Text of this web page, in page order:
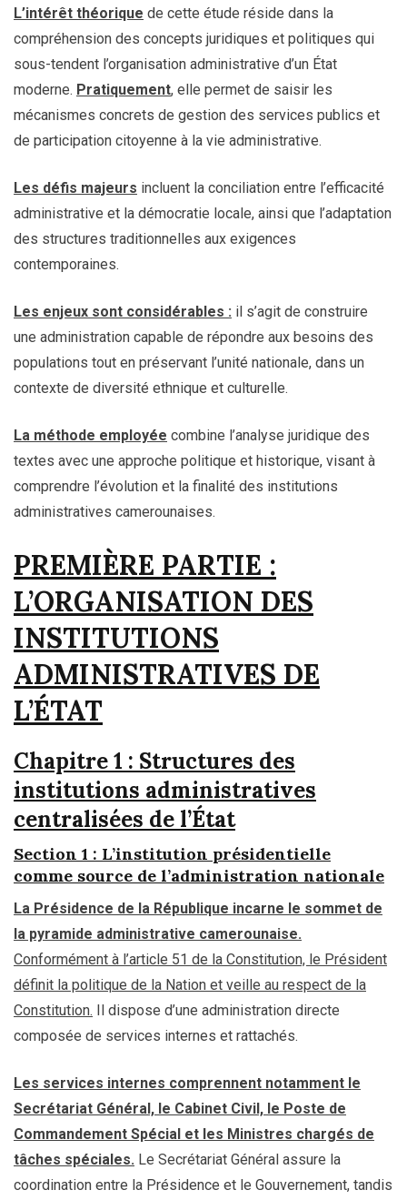
L’intérêt théorique de cette étude réside dans la
compréhension des concepts juridiques et politiques qui
sous-tendent l’organisation administrative d’un État
moderne. Pratiquement, elle permet de saisir les
mécanismes concrets de gestion des services publics et
de participation citoyenne à la vie administrative.
Les défis majeurs incluent la conciliation entre l’efficacité
administrative et la démocratie locale, ainsi que l’adaptation
des structures traditionnelles aux exigences
contemporaines.
Les enjeux sont considérables : il s’agit de construire
une administration capable de répondre aux besoins des
populations tout en préservant l’unité nationale, dans un
contexte de diversité ethnique et culturelle.
La méthode employée combine l’analyse juridique des
textes avec une approche politique et historique, visant à
comprendre l’évolution et la finalité des institutions
administratives camerounaises.
PREMIÈRE PARTIE :
L’ORGANISATION DES
INSTITUTIONS
ADMINISTRATIVES DE
L’ÉTAT
Chapitre 1 : Structures des
institutions administratives
centralisées de l’État
Section 1 : L’institution présidentielle
comme source de l’administration nationale
La Présidence de la République incarne le sommet de
la pyramide administrative camerounaise.
Conformément à l’article 51 de la Constitution, le Président
définit la politique de la Nation et veille au respect de la
Constitution. Il dispose d’une administration directe
composée de services internes et rattachés.
Les services internes comprennent notamment le
Secrétariat Général, le Cabinet Civil, le Poste de
Commandement Spécial et les Ministres chargés de
tâches spéciales. Le Secrétariat Général assure la
coordination entre la Présidence et le Gouvernement, tandis